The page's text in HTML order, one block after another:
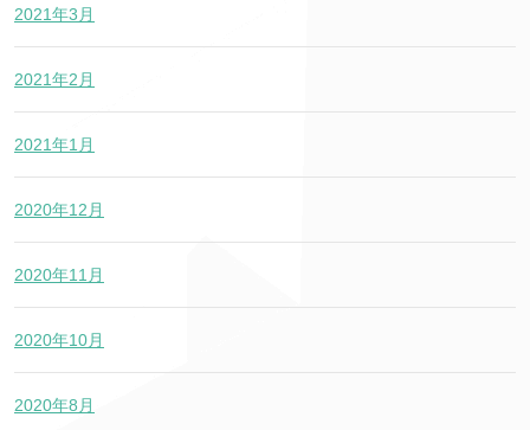
2021年3月
2021年2月
2021年1月
2020年12月
2020年11月
2020年10月
2020年8月